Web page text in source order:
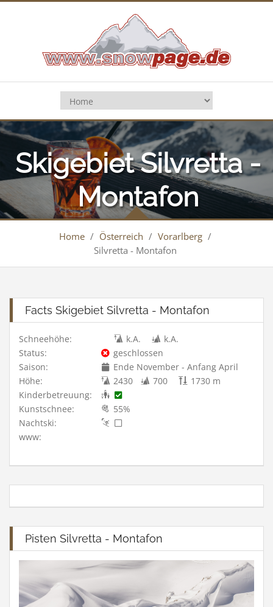
Skigebiet Silvretta -
Montafon
Home / Österreich / Vorarlberg /
Silvretta - Montafon
Facts Skigebiet Silvretta - Montafon
Schneehöhe: k.A.
k.A.
Status:
geschlossen
Saison:
Ende November - Anfang April
Höhe:
2430 700
1730 m
Kinderbetreuung:
Kunstschnee:
55%
Nachtski:
www:
Pisten Silvretta - Montafon